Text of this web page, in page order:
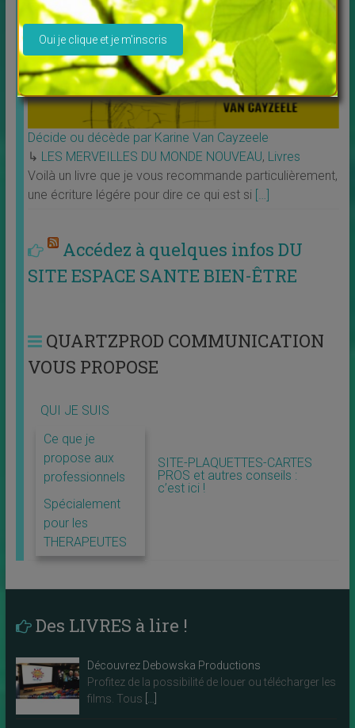
Décide ou décède par Karine Van Cayzeele
↳ LES MERVEILLES DU MONDE NOUVEAU, Livres
Voilà un livre que je vous recommande particulièrement,
une écriture légére pour dire ce qui est si […]
Accédez à quelques infos DU
SITE ESPACE SANTE BIEN-ÊTRE
QUARTZPROD COMMUNICATION
VOUS PROPOSE
QUI JE SUIS
Ce que je
propose aux
professionnels
Spécialement
pour les
THERAPEUTES
SITE-PLAQUETTES-CARTES
PROS et autres conseils :
c’est ici !
Des LIVRES à lire !
Découvrez Debowska Productions
Profitez de la possibilité de louer ou télécharger les
films. Tous
Veuillez laisser ce champ vide.